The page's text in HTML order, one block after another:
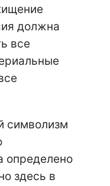
должна
все
символизм
определено
здесь в